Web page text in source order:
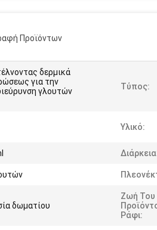
Προϊόντων
δερμικά
για την
γλουτών
Τύπος:
Υλικό:
δωματίου
Ζωή Του
Ράφι: